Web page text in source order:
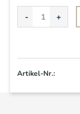
Artikel-Nr.: